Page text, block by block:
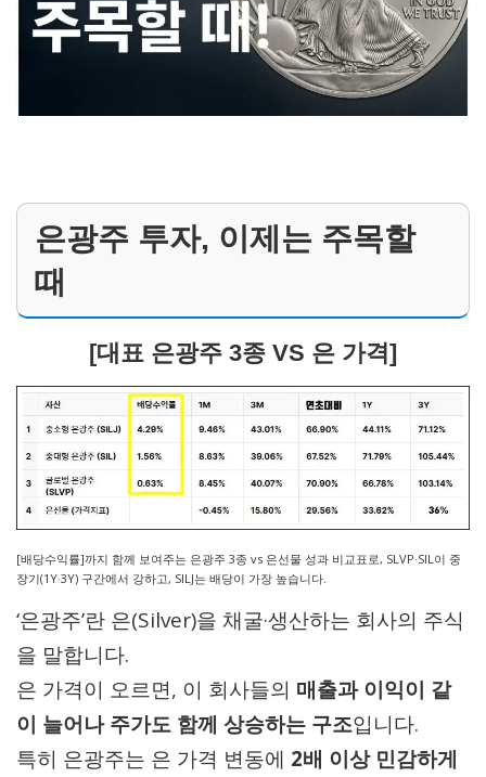
은광주 투자, 이제는 주목할
때
[대표 은광주 3종 VS 은 가격]
[배당수익률]까지 함께 보여주는 은광주 3종 vs 은선물 성과 비교표로, SLVP·SIL이 중
장기(1Y·3Y) 구간에서 강하고, SILJ는 배당이 가장 높습니다.
‘은광주’란 은(Silver)을 채굴·생산하는 회사의 주식
을 말합니다.
은 가격이 오르면, 이 회사들의 매출과 이익이 같
이 늘어나 주가도 함께 상승하는 구조입니다.
특히 은광주는 은 가격 변동에 2배 이상 민감하게